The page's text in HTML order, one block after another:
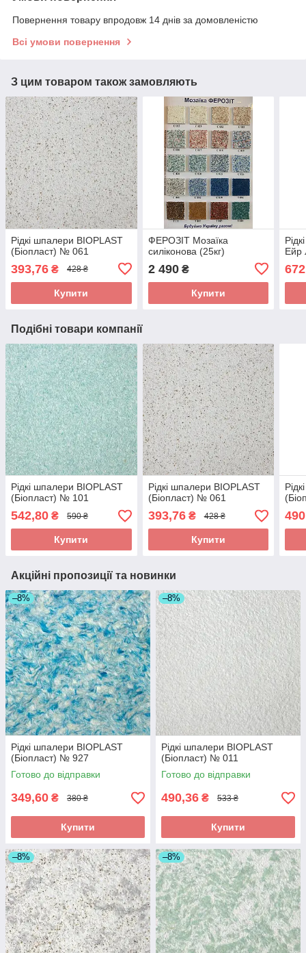
Повернення товару впродовж 14 днів за домовленістю
Всі умови повернення
З цим товаром також замовляють
Рідкі шпалери BIOPLAST
(Біопласт) № 061
393,76 ₴ 428 ₴
Купити
ФЕРОЗІТ Мозаїка
силіконова (25кг)
2 490₴
Купити
Ейр
Подібні товари компанії
Рідкі шпалери BIOPLAST
(Біопласт) № 101
542,80 ₴ 590 ₴
Купити
Рідкі шпалери BIOPLAST
(Біопласт) № 061
393,76₴ 428 ₴
Купити
Акційні пропозиції та новинки
–8%
Рідкі шпалери BIOPLAST
(Біопласт) № 927
Готово до відправки
349,60 ₴ 380 ₴
Купити
–8%
Рідкі шпалери BIOPLAST
(Біопласт) № 011
Готово до відправки
490,36 ₴ 533 ₴
Купити
–8% –8%